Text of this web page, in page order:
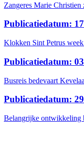
Zangeres Marie
Publicatiedatum:
Klokken Sint Petrus
Publicatiedatum:
Busreis bedevaart
Publicatiedatum:
Belangrijke ontwikkeling